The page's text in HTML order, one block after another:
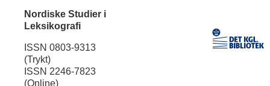
Nordiske Studier i
Leksikografi
ISSN 0803-9313
(Trykt)
ISSN 2246-7823
(Online)